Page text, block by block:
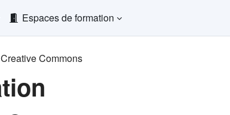
Espaces de formation
Commons